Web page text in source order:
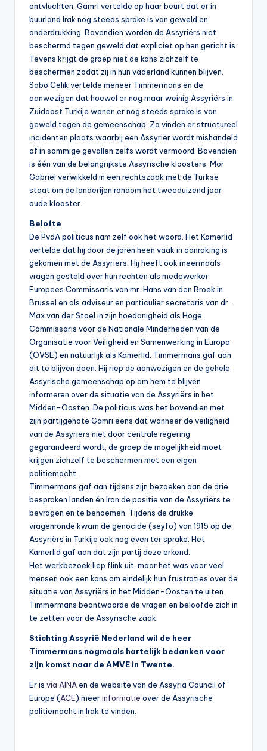
ontvluchten. Gamri vertelde op haar beurt dat er in
buurland Irak nog steeds sprake is van geweld en
onderdrukking. Bovendien worden de Assyriërs niet
beschermd tegen geweld dat expliciet op hen gericht is.
Tevens krijgt de groep niet de kans zichzelf te
beschermen zodat zij in hun vaderland kunnen blijven.
Sabo Celik vertelde meneer Timmermans en de
aanwezigen dat hoewel er nog maar weinig Assyriërs in
Zuidoost Turkije wonen er nog steeds sprake is van
geweld tegen de gemeenschap. Zo vinden er structureel
incidenten plaats waarbij een Assyriër wordt mishandeld
of in sommige gevallen zelfs wordt vermoord. Bovendien
is één van de belangrijkste Assyrische kloosters, Mor
Gabriël verwikkeld in een rechtszaak met de Turkse
staat om de landerijen rondom het tweeduizend jaar
oude klooster.
Belofte
De PvdA politicus nam zelf ook het woord. Het Kamerlid
vertelde dat hij door de jaren heen vaak in aanraking is
gekomen met de Assyriërs. Hij heeft ook meermaals
vragen gesteld over hun rechten als medewerker
Europees Commissaris van mr. Hans van den Broek in
Brussel en als adviseur en particulier secretaris van dr.
Max van der Stoel in zijn hoedanigheid als Hoge
Commissaris voor de Nationale Minderheden van de
Organisatie voor Veiligheid en Samenwerking in Europa
(OVSE) en natuurlijk als Kamerlid. Timmermans gaf aan
dit te blijven doen. Hij riep de aanwezigen en de gehele
Assyrische gemeenschap op om hem te blijven
informeren over de situatie van de Assyriërs in het
Midden-Oosten. De politicus was het bovendien met
zijn partijgenote Gamri eens dat wanneer de veiligheid
van de Assyriërs niet door centrale regering
gegarandeerd wordt, de groep de mogelijkheid moet
krijgen zichzelf te beschermen met een eigen
politiemacht.
Timmermans gaf aan tijdens zijn bezoeken aan de drie
besproken landen én Iran de positie van de Assyriërs te
bevragen en te benoemen. Tijdens de drukke
vragenronde kwam de genocide (seyfo) van 1915 op de
Assyriërs in Turkije ook nog even ter sprake. Het
Kamerlid gaf aan dat zijn partij deze erkend.
Het werkbezoek liep flink uit, maar het was voor veel
mensen ook een kans om eindelijk hun frustraties over de
situatie van Assyriërs in het Midden-Oosten te uiten.
Timmermans beantwoorde de vragen en beloofde zich in
te zetten voor de Assyrische zaak.
Stichting Assyrië Nederland wil de heer
Timmermans nogmaals hartelijk bedanken voor
zijn komst naar de AMVE in Twente.
Er is via AINAen de website van de Assyria Council of
Europe (ACE) meerinformatie over de Assyrische
politiemacht in Irak te vinden.